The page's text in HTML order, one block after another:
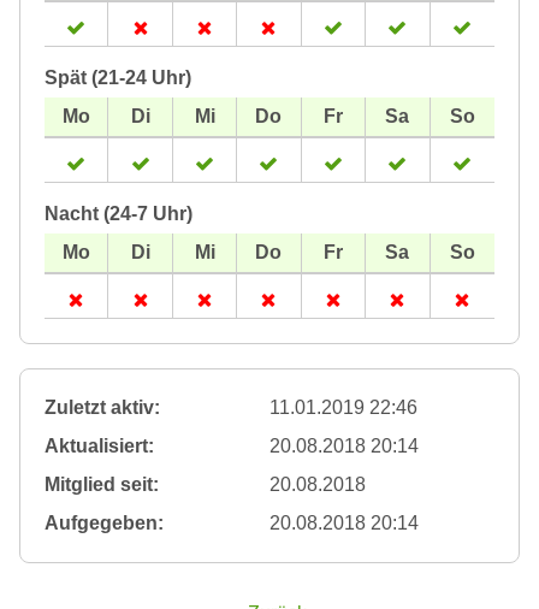
Spät (21-24 Uhr)
Nacht (24-7 Uhr)
Zuletzt aktiv:
11.01.2019 22:46
Aktualisiert:
20.08.2018 20:14
Mitglied seit:
20.08.2018
Aufgegeben:
20.08.2018 20:14